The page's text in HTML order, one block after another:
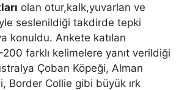
olan otur,kalk,yuvarlan ve
seslenildiği takdirde tepki
konuldu. Ankete katılan
farklı kelimelere yanıt verildiği
Çoban Köpeği, Alman
Border Collie gibi büyük ırk